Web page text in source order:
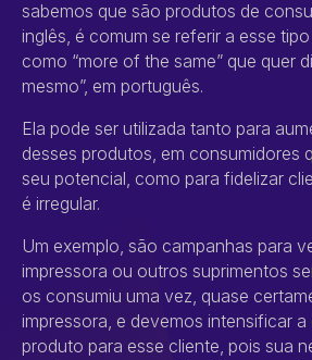
sabemos que são produtos de
inglês, é comum se referir a esse
como “more of the same” que quer
mesmo”, em português.
Ela pode ser utilizada tanto para
desses produtos, em consumidores
seu potencial, como para fidelizar
é irregular.
Um exemplo, são campanhas para
impressora ou outros suprimentos
os consumiu uma vez, quase
impressora, e devemos intensificar
produto para esse cliente, pois sua